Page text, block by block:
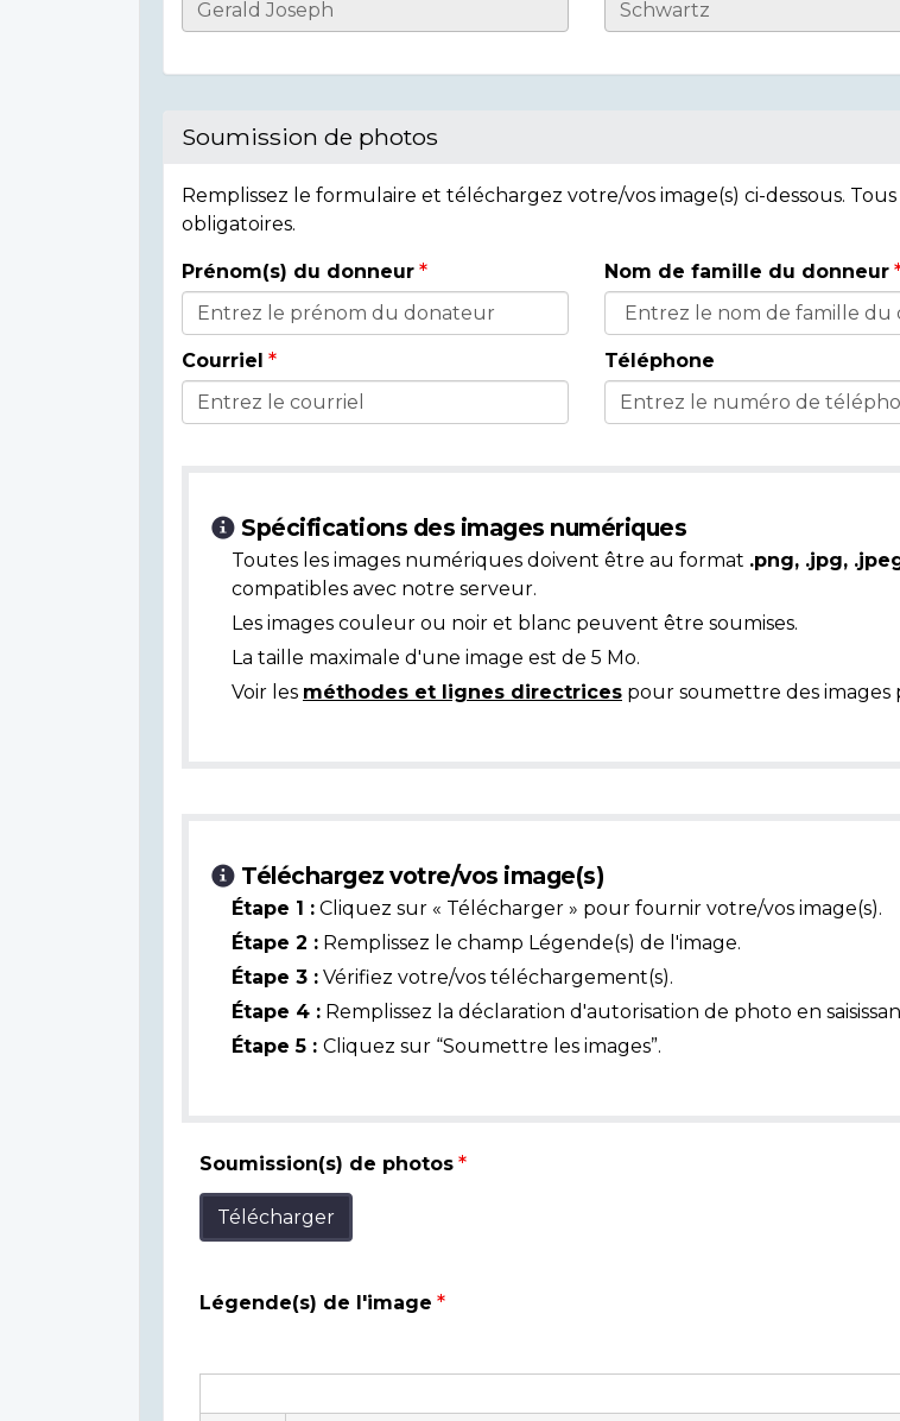
Casualty
Soumission de photos
Remplissez le formulaire et téléchargez votre/vos image(s) ci-dessous.
obligatoires.
Donor
Details
Prénom(s) du donneur Nom de famille du donneur
Courriel Téléphone
Spécifications des images numériques
Toutes les images numériques doivent être au format .png, .jpg,
compatibles avec notre serveur.
Les images couleur ou noir et blanc peuvent être soumises.
La taille maximale d'une image est de 5 Mo.
Voir les méthodes et lignes directrices pour soumettre des images
Téléchargez votre/vos image(s)
Étape 1 : Cliquez sur « Télécharger » pour fournir votre/vos image(s).
Étape 2 : Remplissez le champ Légende(s) de l'image.
Étape 3 : Vérifiez votre/vos téléchargement(s).
Étape 4 : Remplissez la déclaration d'autorisation de photo en
Étape 5 : Cliquez sur “Soumettre les images”.
Soumission(s) de photos
Télécharger
Légende(s) de l'image
Légende(s)